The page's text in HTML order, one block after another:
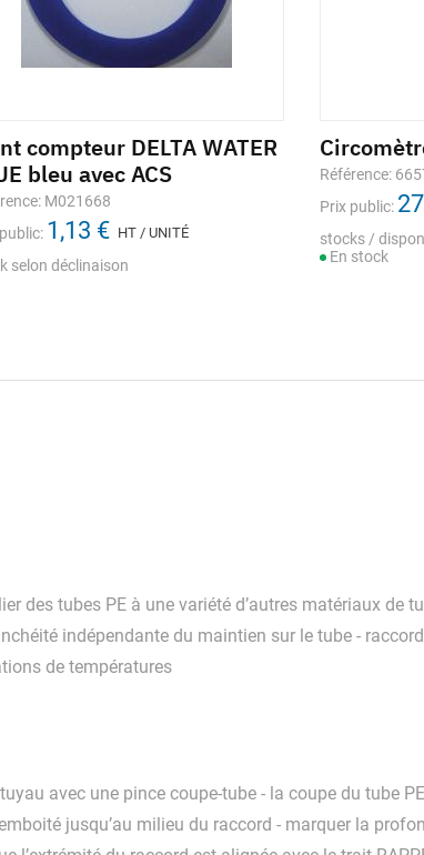
compteur DELTA WATER
bleu avec ACS
M021668
1,13 € HT / UNITÉ
selon déclinaison
Référence:
Prix public:
stocks /
En stock
des tubes PE à une variété d’autres matériaux de
indépendante du maintien sur le tube -
de températures
avec une pince coupe-tube - la coupe du tube
jusqu’au milieu du raccord - marquer la